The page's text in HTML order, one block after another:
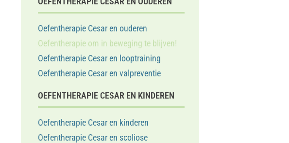
Oefentherapie Cesar en ouderen
Oefentherapie om in beweging te blijven!
Oefentherapie Cesar en looptraining
Oefentherapie Cesar en valpreventie
OEFENTHERAPIE CESAR EN KINDEREN
Oefentherapie Cesar en kinderen
Oefentherapie Cesar en scoliose